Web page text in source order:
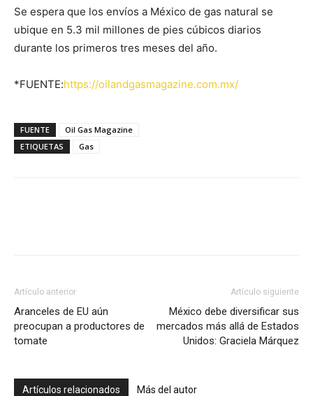
Se espera que los envíos a México de gas natural se
ubique en 5.3 mil millones de pies cúbicos diarios
durante los primeros tres meses del año.
*FUENTE:https://oilandgasmagazine.com.mx/
FUENTE
Oil Gas Magazine
ETIQUETAS
Gas
Artículo anterior
Aranceles de EU aún
preocupan a productores de
tomate
Artículo siguiente
México debe diversificar sus
mercados más allá de Estados
Unidos: Graciela Márquez
Artículos relacionados Más del autor